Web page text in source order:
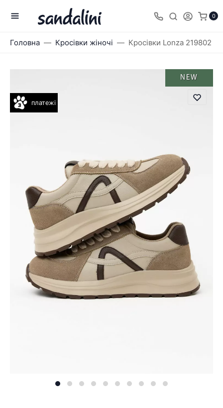
0
Головна Кросівки жіночі Кросівки Lonza 219802
платежі
NEW